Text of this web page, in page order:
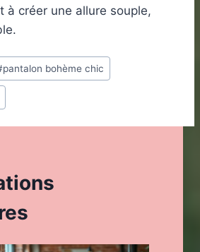
à créer une allure souple,
pantalon bohème chic